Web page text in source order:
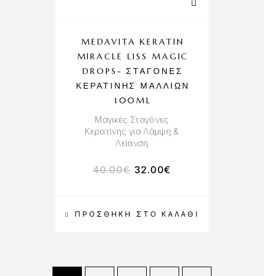
ΠΡΟΣΘΉΚΗ ΣΤΟ ΚΑΛΆΘΙ
MEDAVITA KERATIN
MIRACLE LISS MAGIC
DROPS- ΣΤΑΓΌΝΕΣ
ΚΕΡΑΤΊΝΗΣ ΜΑΛΛΙΏΝ
100ML
Μαγικές Σταγόνες
Κερατίνης για Λάμψη &
Λείανση
40.00€ 32.00€